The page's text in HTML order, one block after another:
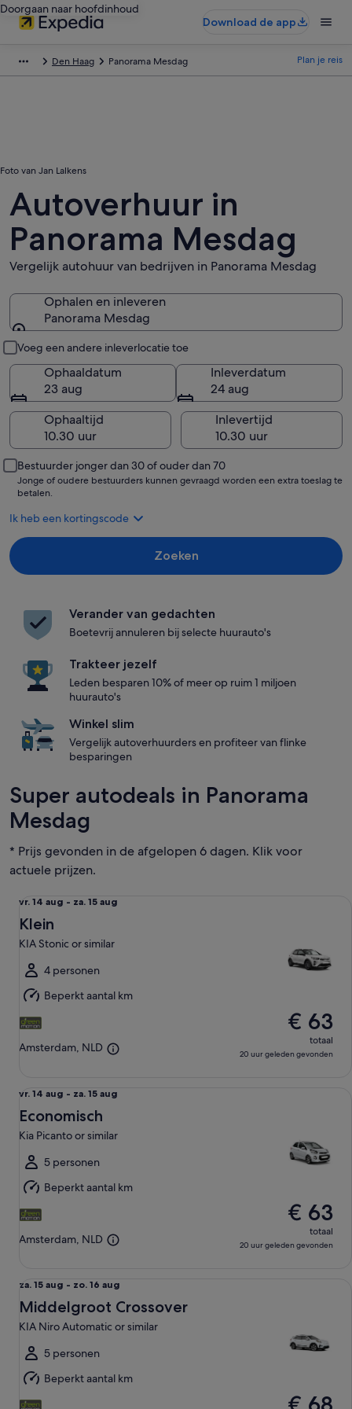
Doorgaan naar hoofdinhoud
Download de app
Den Haag Panorama Mesdag Plan je reis
Foto van Jan Lalkens
Autoverhuur in
Panorama Mesdag
Vergelijk autohuur van bedrijven in Panorama Mesdag
Ophalen en inleveren
Panorama Mesdag
Voeg een andere inleverlocatie toe
Ophaaldatum
23 aug
Inleverdatum
24 aug
Ophaaltijd
Inlevertijd
Bestuurder jonger dan 30 of ouder dan 70
Jonge of oudere bestuurders kunnen gevraagd worden een extra toeslag te
betalen.
Ik heb een kortingscode
Zoeken
Verander van gedachten
Boetevrij annuleren bij selecte huurauto's
Trakteer jezelf
Leden besparen 10% of meer op ruim 1 miljoen
huurauto's
Winkel slim
Vergelijk autoverhuurders en profiteer van flinke
besparingen
Super autodeals in Panorama
Mesdag
* Prijs gevonden in de afgelopen 6 dagen. Klik voor
actuele prijzen.
vr.
14
aug
tot
za.
15
aug
vr. 14 aug - za. 15 aug
Klein
KIA Stonic or similar
4 personen
Beperkt aantal km
Amsterdam, NLD
€ 63
totaal
20 uur geleden gevonden
vr.
14
aug
tot
za.
15
aug
vr. 14 aug - za. 15 aug
Economisch
Kia Picanto or similar
5 personen
Beperkt aantal km
Amsterdam, NLD
€ 63
totaal
20 uur geleden gevonden
za.
15
aug
tot
zo.
16
aug
za. 15 aug - zo. 16 aug
Middelgroot Crossover
KIA Niro Automatic or similar
5 personen
Beperkt aantal km